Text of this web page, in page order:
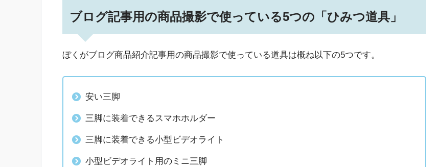
ブログ記事用の商品撮影で使っている5つの「ひみつ道具」
ぼくがブログ商品紹介記事用の商品撮影で使っている道具は概ね以下の5つです。
安い三脚
三脚に装着できるスマホホルダー
三脚に装着できる小型ビデオライト
小型ビデオライト用のミニ三脚